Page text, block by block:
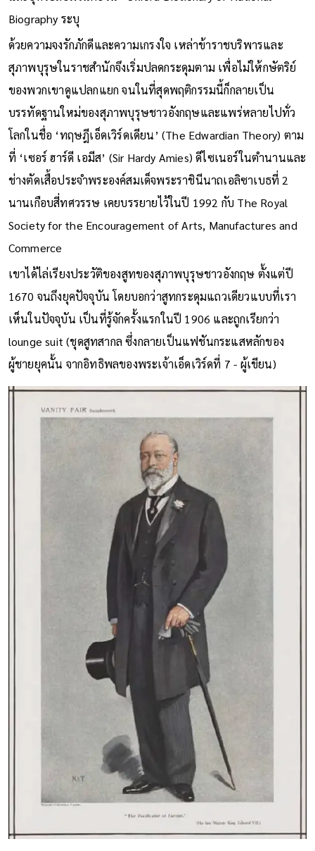
Biography ระบุ
ด้วยความจงรักภักดีและความเกรงใจ เหล่าข้าราชบริพารและ
สุภาพบุรุษในราชสำนักจึงเริ่มปลดกระดุมตาม เพื่อไม่ให้กษัตริย์
ของพวกเขาดูแปลกแยก จนในที่สุดพฤติกรรมนี้ก็กลายเป็น
บรรทัดฐานใหม่ของสุภาพบุรุษชาวอังกฤษและแพร่หลายไปทั่ว
โลกในชื่อ ‘ทฤษฎีเอ็ดเวิร์ดเดียน’ (The Edwardian Theory) ตาม
ที่ ‘เซอร์ ฮาร์ดี เอมีส’ (Sir Hardy Amies) ดีไซเนอร์ในตำนานและ
ช่างตัดเสื้อประจำพระองค์สมเด็จพระราชินีนาถเอลิซาเบธที่ 2
นานเกือบสี่ทศวรรษ เคยบรรยายไว้ในปี 1992 กับ The Royal
Society for the Encouragement of Arts, Manufactures and
Commerce
เขาได้ไล่เรียงประวัติของสูทของสุภาพบุรุษชาวอังกฤษ ตั้งแต่ปี
1670 จนถึงยุคปัจจุบัน โดยบอกว่าสูทกระดุมแถวเดียวแบบที่เรา
เห็นในปัจจุบัน เป็นที่รู้จักครั้งแรกในปี 1906 และถูกเรียกว่า
lounge suit (ชุดสูทสากล ซึ่งกลายเป็นแฟชันกระแสหลักของ
ผู้ชายยุคนั้น จากอิทธิพลของพระเจ้าเอ็ดเวิร์ดที่ 7 - ผู้เขียน)